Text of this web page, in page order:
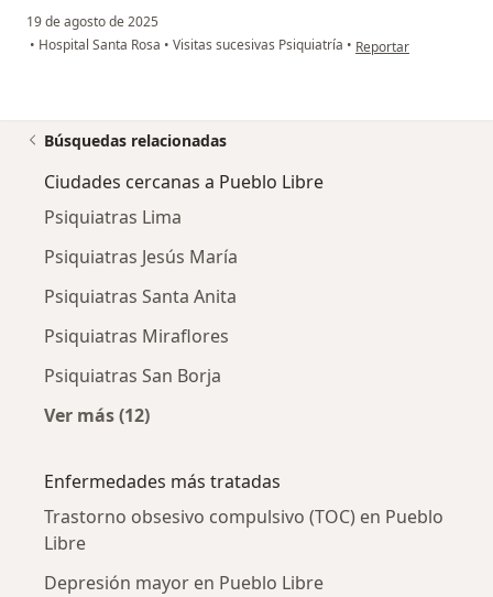
19 de agosto de 2025
• Hospital Santa Rosa • Visitas sucesivas Psiquiatría • en opinión del usuario
Reportar
Búsquedas relacionadas
Ciudades cercanas a Pueblo Libre
Psiquiatras Lima
Psiquiatras Jesús María
Psiquiatras Santa Anita
Psiquiatras Miraflores
Psiquiatras San Borja
Ver más (12)
Enfermedades más tratadas
Trastorno obsesivo compulsivo (TOC) en Pueblo
Libre
Depresión mayor en Pueblo Libre